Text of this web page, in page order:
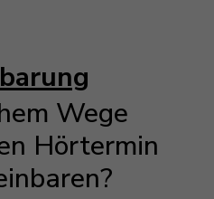
Wege
Hörtermin